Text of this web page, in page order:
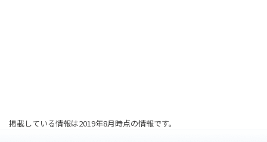
掲載している情報は2019年8月時点の情報です。